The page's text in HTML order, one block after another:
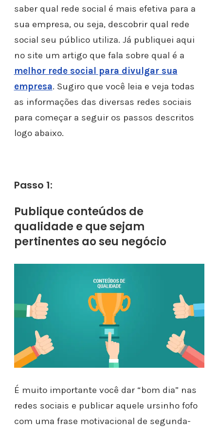
saber qual rede social é mais efetiva para a
sua empresa, ou seja, descobrir qual rede
social seu público utiliza. Já publiquei aqui
no site um artigo que fala sobre qual é a
melhor rede social para divulgar sua
empresa. Sugiro que você leia e veja todas
as informações das diversas redes sociais
para começar a seguir os passos descritos
logo abaixo.
Passo 1:
Publique conteúdos de
qualidade e que sejam
pertinentes ao seu negócio
É muito importante você dar “bom dia” nas
redes sociais e publicar aquele ursinho fofo
com uma frase motivacional de segunda-